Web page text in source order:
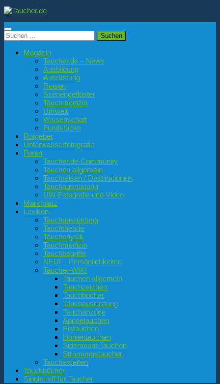
Suchen
nach:
Magazin
Taucher.de – News
Ausbildung
Ausrüstung
Reisen
Szenengeflüster
Tauchmedizin
Umwelt
Wissenschaft
Fundstücke
Ratgeber
Unterwasserfotografie
Foren
Taucher.de-Community
Tauchen allgemein
Tauchreisen / Destinationen
Tauchausrüstung
UW-Fotografie und Video
Marktplatz
Lexikon
Tauchausrüstung
Tauchtheorie
Tauchphysik
Tauchmedizin
Tauchbegriffe
NEU! – Persönlichkeiten
Taucher-WIKI
Tauchen allgemein
Tauchzeichen
Tauchbücher
Tauchausrüstung
Tauchanzüge
Apnoetauchen
Eistauchen
Höhlentauchen
Sidemount-Tauchen
Strömungstauchen
Taucherseiten
Tauchbücher
Singletreff für Taucher